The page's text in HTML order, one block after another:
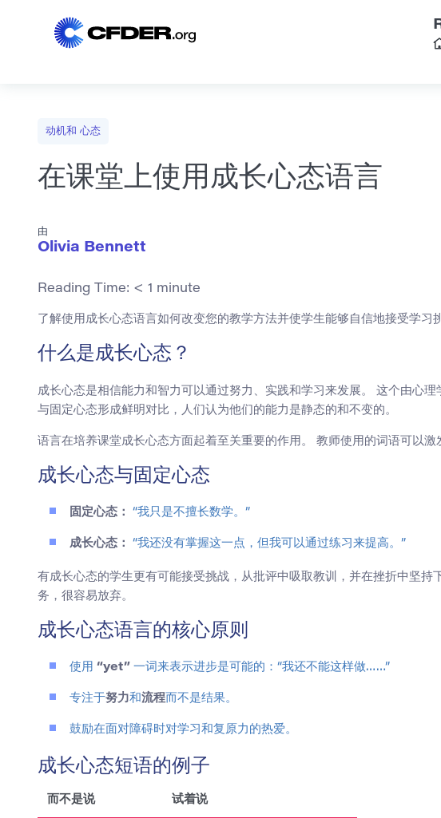
动机和 心态
在课堂上使用成长心态语言
由
Olivia Bennett
Reading Time: < 1 minute
了解使用成长心态语言如何改变您的教学方法并使学生能够自信地接受学习
什么是成长心态？
成长心态是相信能力和智力可以通过努力、实践和学习来发展。 这个由心
与固定心态形成鲜明对比，人们认为他们的能力是静态的和不变的。
语言在培养课堂成长心态方面起着至关重要的作用。 教师使用的词语可以激
成长心态与固定心态
固定心态： “我只是不擅长数学。”
成长心态： “我还没有掌握这一点，但我可以通过练习来提高。”
有成长心态的学生更有可能接受挑战，从批评中吸取教训，并在挫折中坚持
务，很容易放弃。
成长心态语言的核心原则
使用 “yet” 一词来表示进步是可能的：“我还不能这样做……”
专注于努力和流程而不是结果。
鼓励在面对障碍时对学习和复原力的热爱。
成长心态短语的例子
而不是说 试着说